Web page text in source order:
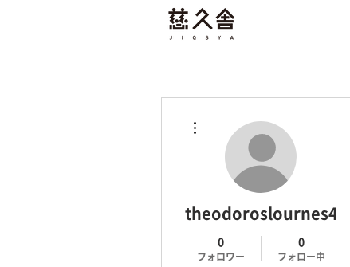
慈久舎
theodoroslournes467
0
フォロワー
0
フォロー中